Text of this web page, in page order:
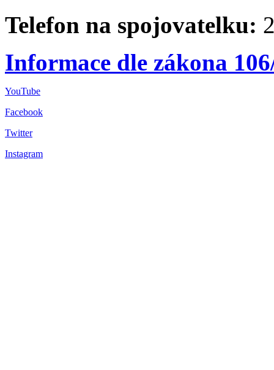
Telefon na spojovatelku:
Informace dle zákona
YouTube
Facebook
Twitter
Instagram